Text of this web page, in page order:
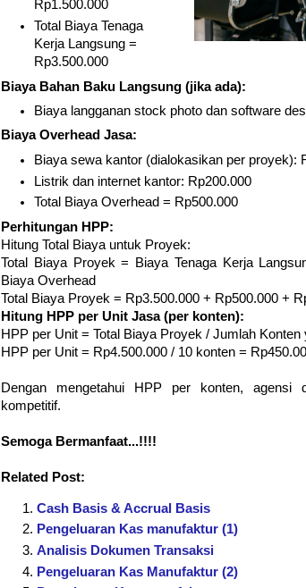
Rp1.500.000
Total Biaya Tenaga
Kerja Langsung =
Rp3.500.000
Biaya Bahan Baku Langsung (jika ada):
Biaya langganan stock photo dan software
Biaya Overhead Jasa:
Biaya sewa kantor (dialokasikan per proyek):
Listrik dan internet kantor: Rp200.000
Total Biaya Overhead = Rp500.000
Perhitungan HPP:
Hitung Total Biaya untuk Proyek:
Total Biaya Proyek = Biaya Tenaga Kerja
Biaya Overhead
Total Biaya Proyek = Rp3.500.000 + Rp500.000 +
Hitung HPP per Unit Jasa (per konten):
HPP per Unit = Total Biaya Proyek / Jumlah Konten
HPP per Unit = Rp4.500.000 / 10 konten =
Dengan mengetahui HPP per konten, agensi
kompetitif.
Semoga Bermanfaat...!!!!
Related Post:
Cash Basis & Accrual Basis
Pengeluaran Kas manufaktur (1)
Analisis Dokumen Transaksi
Pengeluaran Kas Manufaktur (2)